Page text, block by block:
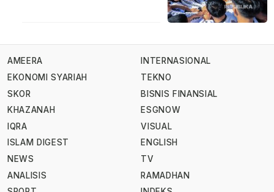
AMEERA
EKONOMI SYARIAH
SKOR
KHAZANAH
IQRA
ISLAM DIGEST
NEWS
ANALISIS
INTERNASIONAL
TEKNO
BISNIS FINANSIAL
ESGNOW
VISUAL
ENGLISH
TV
RAMADHAN